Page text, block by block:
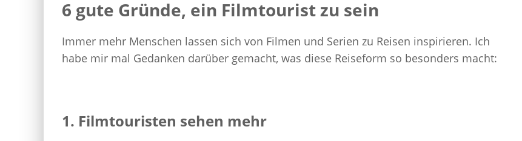
6 gute Gründe, ein Filmtourist zu sein
Immer mehr Menschen lassen sich von Filmen und Serien zu Reisen inspirieren. Ich
habe mir mal Gedanken darüber gemacht, was diese Reiseform so besonders macht:
1. Filmtouristen sehen mehr